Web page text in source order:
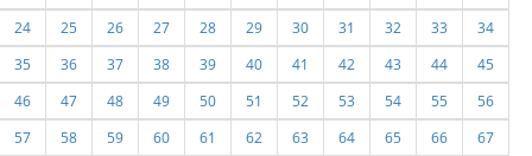
24
25 26 27 28 29 30 31 32 33
34
35
36 37 38 39 40 41 42 43 44
45
46
47 48 49 50 51 52 53 54 55
56
57
58 59 60 61 62 63 64 65 66
67